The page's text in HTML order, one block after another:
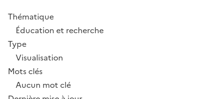
Thématique
Éducation et recherche
Type
Visualisation
Mots clés
Aucun mot clé